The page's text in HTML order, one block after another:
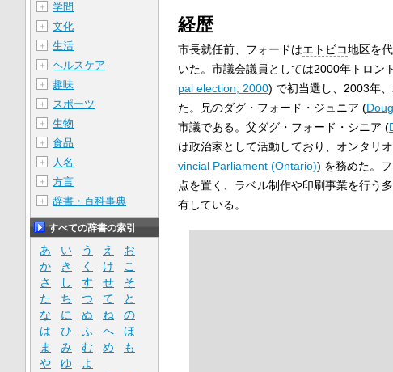
経歴
市長就任前、フォードはエトビコ地区を
いた。市議会議員としては2000年トロン
pal election, 2000) で初当選し、 2003年、
た。兄のダグ・フォード・ジュニア (
市議である。父ダグ・フォード・シニア (
は政治家として活動しており、オンタリ
vincial Parliament (Ontario)) を務めた。フ
点を置く、ラベル制作や印刷事業を行う
有している。
＋ 学問
＋ 文化
＋ 生活
＋ ヘルスケア
＋ 趣味
＋ スポーツ
＋ 生物
＋ 食品
＋ 人名
＋ 方言
＋ 辞書・百科事典
すべての辞書の索引
あ い う え
お
か
き く け
こ
さ
し す せ
そ
た
ち つ て
と
な
に ぬ ね
の
は
ひ ふ へ
ほ
ま
み む め
も
や
ゆ
よ